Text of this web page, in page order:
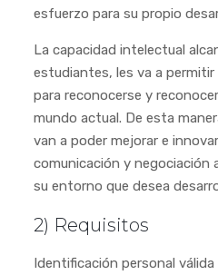
esfuerzo para su propio
La capacidad intelectual
estudiantes, les va a
para reconocerse y
mundo actual. De esta
van a poder mejorar e
comunicación y negociación
su entorno que desea
2) Requisitos
Identificación personal